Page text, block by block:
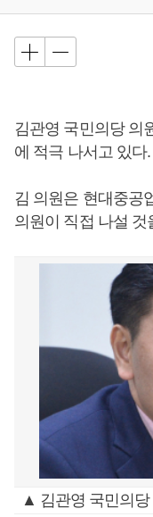
김관영 국민의당 의
에 적극 나서고 있다.
김 의원은 현대중공
의원이 직접 나설 것
▲ 김관영 국민의당